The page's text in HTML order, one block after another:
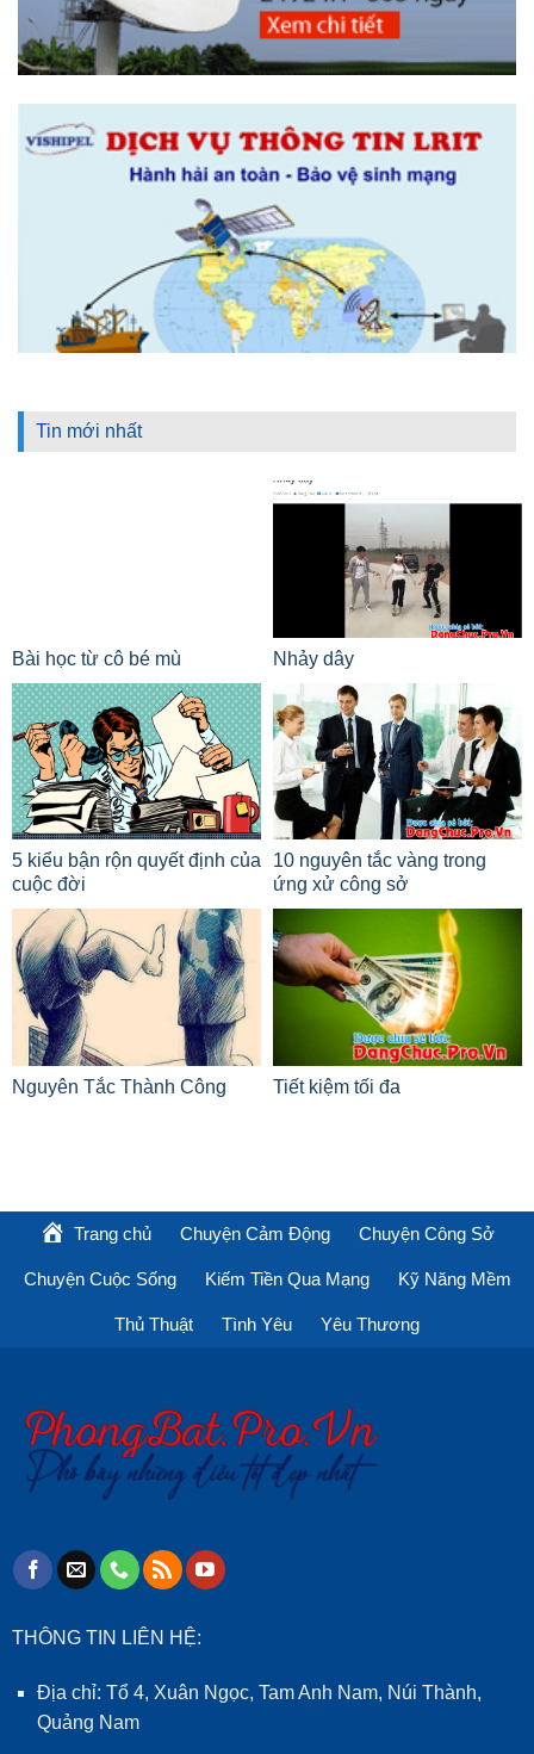
Tin mới nhất
Bài học từ cô bé mù Nhảy dây
5 kiểu bận rộn quyết định của
cuộc đời
10 nguyên tắc vàng trong
ứng xử công sở
Nguyên Tắc Thành Công Tiết kiệm tối đa
Trang chủ Chuyện Cảm Động Chuyện Công Sở
Chuyện Cuộc Sống Kiếm Tiền Qua Mạng Kỹ Năng Mềm
Thủ Thuật Tình Yêu Yêu Thương
THÔNG TIN LIÊN HỆ:
Địa chỉ: Tổ 4, Xuân Ngọc, Tam Anh Nam, Núi Thành,
Quảng Nam